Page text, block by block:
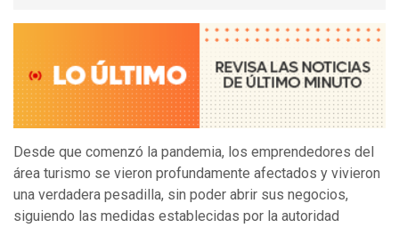
Desde que comenzó la pandemia, los emprendedores del
área turismo se vieron profundamente afectados y vivieron
una verdadera pesadilla, sin poder abrir sus negocios,
siguiendo las medidas establecidas por la autoridad